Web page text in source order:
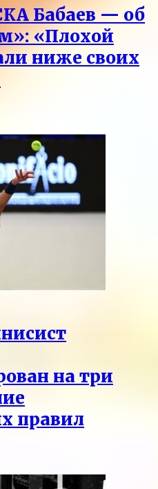
Бабаев — об
«Плохой
ниже своих
на три
правил